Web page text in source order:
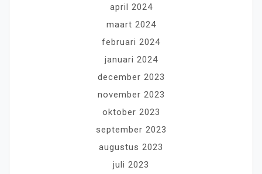
april 2024
maart 2024
februari 2024
januari 2024
december 2023
november 2023
oktober 2023
september 2023
augustus 2023
juli 2023